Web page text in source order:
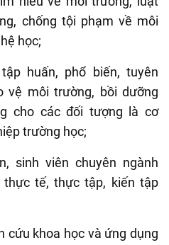
chống tội phạm về môi
học;
huấn, phổ biến, tuyên
vệ môi trường, bồi dưỡng
cho các đối tượng là cơ
trường học;
sinh viên chuyên ngành
tế, thực tập, kiến tập
cứu khoa học và ứng dụng